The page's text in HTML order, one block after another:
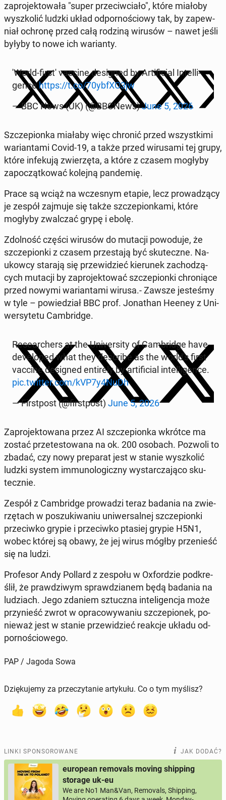
za­pro­jek­to­wa­ła "super prze­ciw­cia­ło", które miałoby
wy­szko­lić ludzki układ od­por­no­ścio­wy tak, by za­pew­
niał ochronę przed całą rodziną wirusów – nawet jeśli
byłyby to nowe ich wa­rian­ty.
'World-first' vaccine de­si­gned by Ar­ti­fi­cial In­tel­li­
gen­cehttps://t.co/70ybfXO3jw
— BBC News (UK) (@BBCNews)June 5, 2026
Szcze­pion­ka miałaby więc chronić przed wszyst­ki­mi
wa­rian­ta­mi Covid-19, a także przed wi­ru­sa­mi tej grupy,
które in­fe­ku­ją zwie­rzę­ta, a które z czasem mogłyby
za­po­cząt­ko­wać kolejną pan­de­mię.
Prace są wciąż na wcze­snym etapie, lecz pro­wa­dzą­cy
je zespół zajmuje się także szcze­pion­ka­mi, które
mogłyby zwal­czać grypę i ebolę.
Zdol­ność części wirusów do mutacji po­wo­du­je, że
szcze­pion­ki z czasem prze­sta­ją być sku­tecz­ne. Na­
ukow­cy starają się prze­wi­dzieć kie­ru­nek za­cho­dzą­
cych mutacji by za­pro­jek­to­wać szcze­pion­ki chro­nią­ce
przed nowymi wa­rian­ta­mi wirusa.- Zawsze je­ste­śmy
w tyle – po­wie­dział BBC prof. Jo­na­than Heeney z Uni­
wer­sy­te­tu Cam­brid­ge.
Re­se­ar­chers at the Uni­ver­si­ty of Cam­brid­ge have
de­ve­lo­ped what they de­scri­be as the world's first
vaccine de­si­gned en­ti­re­ly by ar­ti­fi­cial in­tel­li­gen­ce.
pic.twitter.com/kVP7y4NuDh
— Fir­st­post (@fir­st­post) June 5, 2026
Za­pro­jek­to­wa­na przez AI szcze­pion­ka wkrótce ma
zostać prze­te­sto­wa­na na ok. 200 osobach. Pozwoli to
zbadać, czy nowy pre­pa­rat jest w stanie wy­szko­lić
ludzki system im­mu­no­lo­gicz­ny wy­star­cza­ją­co sku­
tecz­nie.
Zespół z Cam­brid­ge pro­wa­dzi teraz badania na zwie­
rzę­tach w po­szu­ki­wa­niu uni­wer­sal­nej szcze­pion­ki
prze­ciw­ko grypie i prze­ciw­ko ptasiej grypie H5N1,
wobec której są obawy, że jej wirus mógłby prze­nieść
się na ludzi.
Pro­fe­sor Andy Pollard z zespołu w Oxfor­dzie pod­kre­
ślił, że praw­dzi­wym spraw­dzia­nem będą badania na
lu­dziach. Jego zdaniem sztucz­na in­te­li­gen­cja może
przy­nieść zwrot w opra­co­wy­wa­niu szcze­pio­nek, po­
nie­waż jest w stanie prze­wi­dzieć reakcje układu od­
por­no­ścio­we­go.
PAP / Jagoda Sowa
Dziękujemy za przeczytanie artykułu. Co o tym myślisz?
LINKI SPONSOROWANE JAK DODAĆ?
european removals moving shipping
storage uk-eu
We are No1 Man&Van, Removals, Shipping,